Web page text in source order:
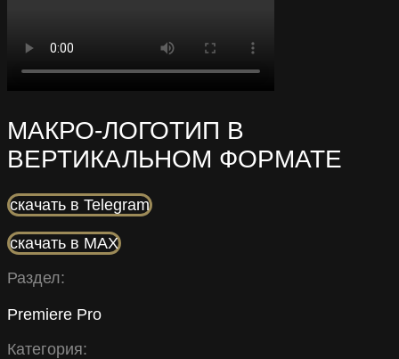
МАКРО-ЛОГОТИП В
ВЕРТИКАЛЬНОМ ФОРМАТЕ
скачать в Telegram
скачать в MAX
Раздел:
Premiere Pro
Категория: